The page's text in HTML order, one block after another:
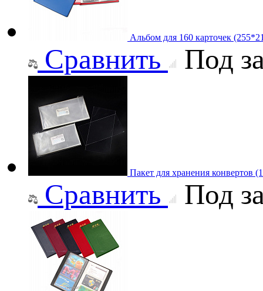
Альбом для 160 карточек
Сравнить Под
Пакет для хранения конвертов
Сравнить Под